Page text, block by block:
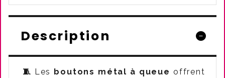
Description
🧵 Les boutons métal à queue offrent